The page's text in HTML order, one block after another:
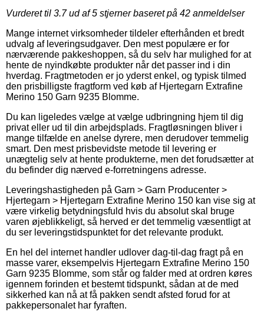
Vurderet til 3.7ud af 5 stjerner baseret på 42 anmeldelser
Mange internet virksomheder tildeler efterhånden et bredt
udvalg af leveringsudgaver. Den mest populære er for
nærværende pakkeshoppen, så du selv har mulighed for at
hente de nyindkøbte produkter når det passer ind i din
hverdag. Fragtmetoden er jo yderst enkel, og typisk tilmed
den prisbilligste fragtform ved køb af Hjertegarn Extrafine
Merino 150 Garn 9235 Blomme.
Du kan ligeledes vælge at vælge udbringning hjem til dig
privat eller ud til din arbejdsplads. Fragtløsningen bliver i
mange tilfælde en anelse dyrere, men derudover temmelig
smart. Den mest prisbevidste metode til levering er
unægtelig selv at hente produkterne, men det forudsætter at
du befinder dig nærved e-forretningens adresse.
Leveringshastigheden på Garn > Garn Producenter >
Hjertegarn > Hjertegarn Extrafine Merino 150 kan vise sig at
være virkelig betydningsfuld hvis du absolut skal bruge
varen øjeblikkeligt, så herved er det temmelig væsentligt at
du ser leveringstidspunktet for det relevante produkt.
En hel del internet handler udlover dag-til-dag fragt på en
masse varer, eksempelvis Hjertegarn Extrafine Merino 150
Garn 9235 Blomme, som står og falder med at ordren køres
igennem forinden et bestemt tidspunkt, sådan at de med
sikkerhed kan nå at få pakken sendt afsted forud for at
pakkepersonalet har fyraften.